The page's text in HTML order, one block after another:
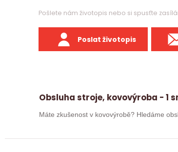
Pošlete nám životopis nebo si spusťte
Poslat životopis
Obsluha stroje, kovovýroba - 1